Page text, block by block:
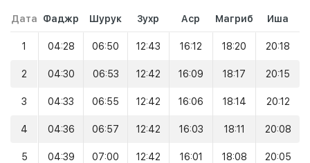
Дата Фаджр Шурук Зухр Аср Магриб Иша
1 04:28 06:50 12:43 16:12 18:20 20:18
2 04:30 06:53 12:42 16:09 18:17 20:15
3 04:33 06:55 12:42 16:06 18:14 20:12
4 04:36 06:57 12:42 16:03 18:11 20:08
5 04:39 07:00 12:42 16:01 18:08 20:05